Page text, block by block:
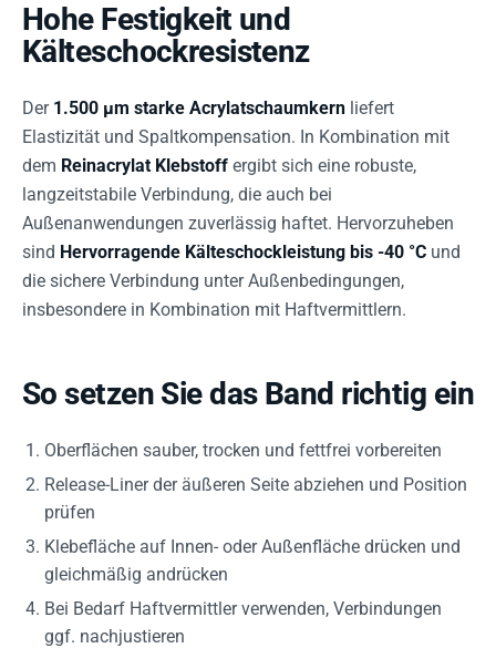
Hohe Festigkeit und
Kälteschockresistenz
Der 1.500 µm starke Acrylatschaumkern liefert
Elastizität und Spaltkompensation. In Kombination mit
dem Reinacrylat Klebstoff ergibt sich eine robuste,
langzeitstabile Verbindung, die auch bei
Außenanwendungen zuverlässig haftet. Hervorzuheben
sind Hervorragende Kälteschockleistung bis -40 °C und
die sichere Verbindung unter Außenbedingungen,
insbesondere in Kombination mit Haftvermittlern.
So setzen Sie das Band richtig ein
Oberflächen sauber, trocken und fettfrei vorbereiten
Release-Liner der äußeren Seite abziehen und Position
prüfen
Klebefläche auf Innen- oder Außenfläche drücken und
gleichmäßig andrücken
Bei Bedarf Haftvermittler verwenden, Verbindungen
ggf. nachjustieren